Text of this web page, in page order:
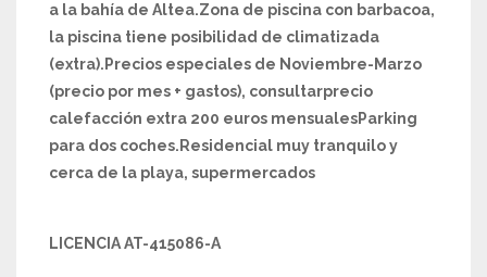
a la bahía de Altea.Zona de piscina con barbacoa,
la piscina tiene posibilidad de climatizada
(extra).Precios especiales de Noviembre-Marzo
(precio por mes + gastos), consultarprecio
calefacción extra 200 euros mensualesParking
para dos coches.Residencial muy tranquilo y
cerca de la playa, supermercados
LICENCIA AT-415086-A